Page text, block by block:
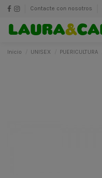
Contacte con nosotros
Inicio UNISEX PUERICULTURA